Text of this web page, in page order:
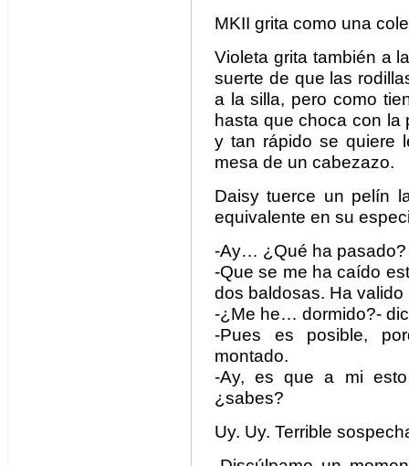
MKII grita como una
Violeta grita también a
suerte de que las
a la silla, pero como
hasta que choca con la
y tan rápido se quiere
mesa de un cabezazo.
Daisy tuerce un pelín
equivalente en su
-Ay… ¿Qué ha pasado?
-Que se me ha caído
dos baldosas. Ha valido
-¿Me he… dormido?-
-Pues es posible,
montado.
-Ay, es que a mi
¿sabes?
Uy. Uy. Terrible